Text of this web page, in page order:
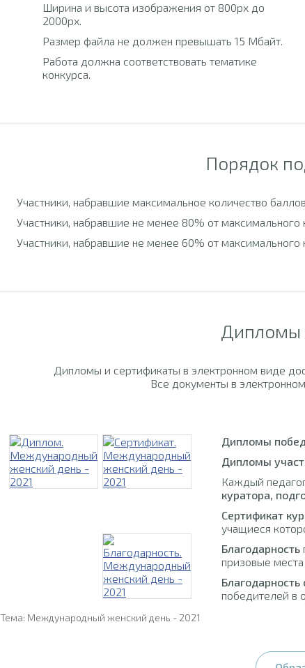
Ширина и высота изображения от 800px до
2000px.
Размер файла не должен превышать 15 Мбайт.
Работа должна соответствовать тематике
конкурса.
Порядок
Участники, набравшие максимальное количество
Участники, набравшие не менее 80% от максимального
Участники, набравшие не менее 60% от максимального
Дипломы
Дипломы и сертификаты в электронном виде
Все документы в
Тема: Международный женский день - 2021
Дипломы
Дипломы
Каждый
куратора,
Сертификат
учащиеся
Благодарность
призовые
победителей в